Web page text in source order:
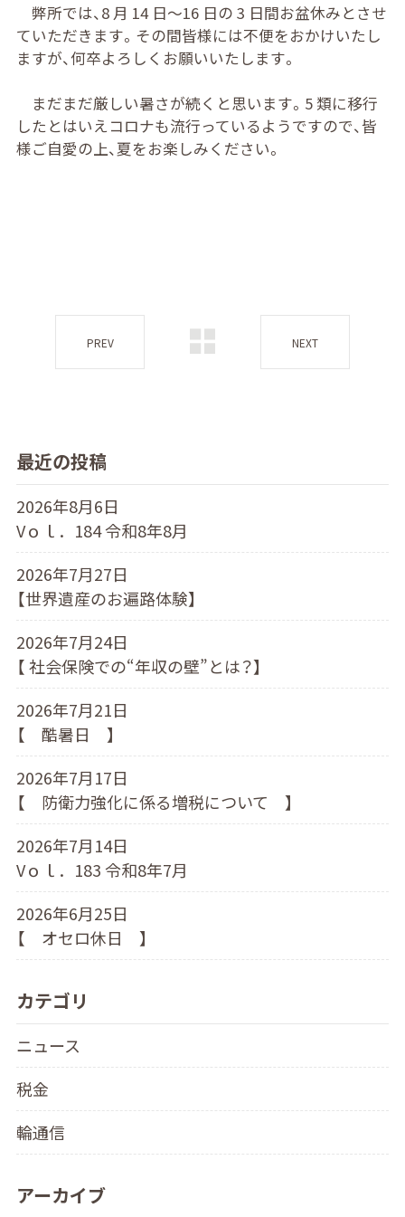
弊所では、8 月 14 日～16 日の 3 日間お盆休みとさせ
ていただきます。その間皆様には不便をおかけいたし
ますが、何卒よろしくお願いいたします。
まだまだ厳しい暑さが続くと思います。5 類に移行
したとはいえコロナも流行っているようですので、皆
様ご自愛の上、夏をお楽しみください。
PREV NEXT
最近の投稿
2026年8月6日
Vｏｌ．184 令和8年8月
2026年7月27日
【世界遺産のお遍路体験】
2026年7月24日
【 社会保険での“年収の壁”とは？】
2026年7月21日
【 酷暑日 】
2026年7月17日
【 防衛力強化に係る増税について 】
2026年7月14日
Vｏｌ．183 令和8年7月
2026年6月25日
【 オセロ休日 】
カテゴリ
ニュース
税金
輪通信
アーカイブ